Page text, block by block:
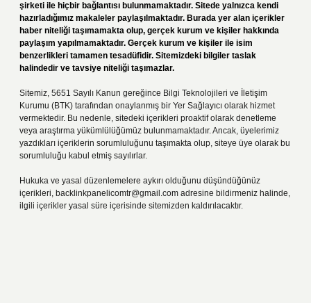
şirketi ile hiçbir bağlantısı bulunmamaktadır. Sitede yalnızca kendi
hazırladığımız makaleler paylaşılmaktadır. Burada yer alan içerikler
haber niteliği taşımamakta olup, gerçek kurum ve kişiler hakkında
paylaşım yapılmamaktadır. Gerçek kurum ve kişiler ile isim
benzerlikleri tamamen tesadüfidir. Sitemizdeki bilgiler taslak
halindedir ve tavsiye niteliği taşımazlar.
Sitemiz, 5651 Sayılı Kanun gereğince Bilgi Teknolojileri ve İletişim
Kurumu (BTK) tarafından onaylanmış bir Yer Sağlayıcı olarak hizmet
vermektedir. Bu nedenle, sitedeki içerikleri proaktif olarak denetleme
veya araştırma yükümlülüğümüz bulunmamaktadır. Ancak, üyelerimiz
yazdıkları içeriklerin sorumluluğunu taşımakta olup, siteye üye olarak bu
sorumluluğu kabul etmiş sayılırlar.
Hukuka ve yasal düzenlemelere aykırı olduğunu düşündüğünüz
içerikleri, backlinkpanelicomtr@gmail.com adresine bildirmeniz halinde,
ilgili içerikler yasal süre içerisinde sitemizden kaldırılacaktır.